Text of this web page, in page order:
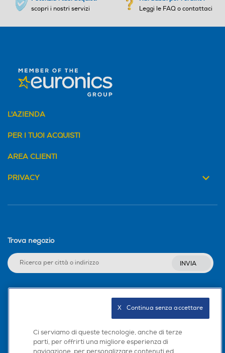
scopri i nostri servizi Leggi le FAQ o contattaci
L'AZIENDA
PER I TUOI ACQUISTI
AREA CLIENTI
PRIVACY
Trova negozio
INVIA
Ci serviamo di queste tecnologie, anche di terze
parti, per offrirti una migliore esperienza di
X   Continua senza accettare